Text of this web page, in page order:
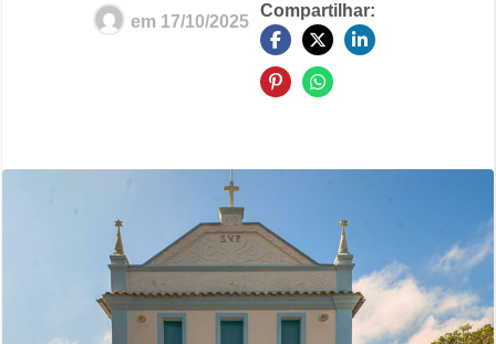
em 17/10/2025
Compartilhar: